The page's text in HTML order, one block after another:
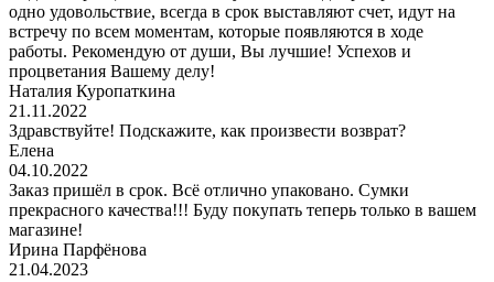
одно удовольствие, всегда в срок выставляют счет, идут на
встречу по всем моментам, которые появляются в ходе
работы. Рекомендую от души, Вы лучшие! Успехов и
процветания Вашему делу!
Наталия Куропаткина
21.11.2022
Здравствуйте! Подскажите, как произвести возврат?
Елена
04.10.2022
Заказ пришёл в срок. Всё отлично упаковано. Сумки
прекрасного качества!!! Буду покупать теперь только в вашем
магазине!
Ирина Парфёнова
21.04.2023